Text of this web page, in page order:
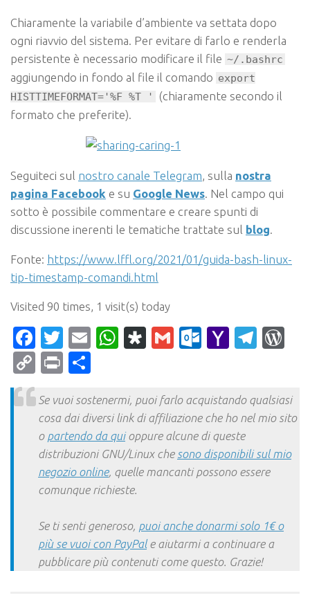
Chiaramente la variabile d’ambiente va settata dopo
ogni riavvio del sistema. Per evitare di farlo e renderla
persistente è necessario modificare il file ~/.bashrc
aggiungendo in fondo al file il comando export
HISTTIMEFORMAT='%F %T '
(chiaramente secondo il
formato che preferite).
Seguiteci sul nostro canale Telegram, sulla nostra
pagina Facebook e su Google News. Nel campo qui
sotto è possibile commentare e creare spunti di
discussione inerenti le tematiche trattate sul blog.
Fonte: https://www.lffl.org/2021/01/guida-bash-linux-
tip-timestamp-comandi.html
Visited 90 times, 1 visit(s) today
Facebook
Twitter
EmailWhatsApp
Diaspora
Gmail Yahoo
CopyPrint
Se vuoi sostenermi, puoi farlo acquistando qualsiasi
cosa dai diversi link di affiliazione che ho nel mio sito
o partendo da quioppure alcune di queste
distribuzioni GNU/Linux che sono disponibili sul mio
negozio online, quelle mancanti possono essere
comunque richieste.
Se ti senti generoso, puoi anche donarmi solo 1€ o
più se vuoi con PayPale aiutarmi a continuare a
pubblicare più contenuti come questo. Grazie!